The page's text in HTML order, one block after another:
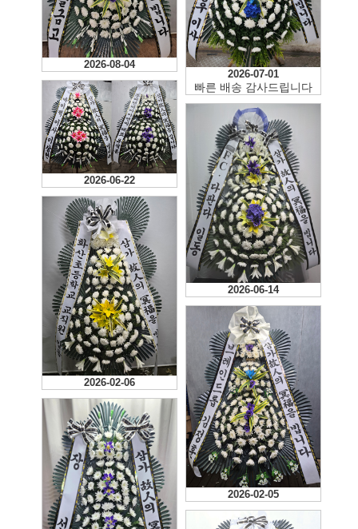
2026-08-04
2026-07-01
빠른 배송 감사드립니다
2026-06-22
2026-06-14
2026-02-06
2026-02-05